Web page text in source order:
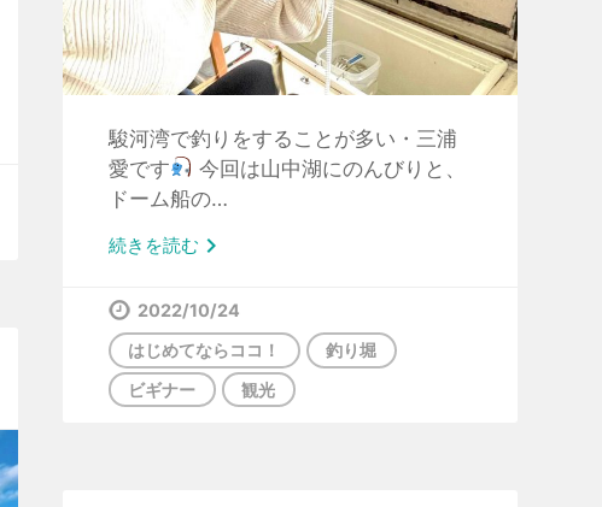
駿河湾で釣りをすることが多い・三浦
愛です
今回は山中湖にのんびりと、
ドーム船の…
続きを読む
2022/10/24
はじめてならココ！
釣り堀
ビギナー
観光